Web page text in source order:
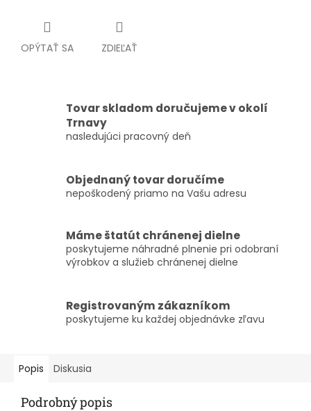
OPÝTAŤ SA ZDIEĽAŤ
Tovar skladom doručujeme v okolí
Trnavy
nasledujúci pracovný deň
Objednaný tovar doručíme
nepoškodený priamo na Vašu adresu
Máme štatút chránenej dielne
poskytujeme náhradné plnenie pri odobraní
výrobkov a služieb chránenej dielne
Registrovaným zákazníkom
poskytujeme ku každej objednávke zľavu
Popis Diskusia
Podrobný popis